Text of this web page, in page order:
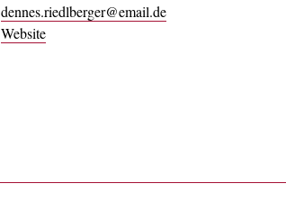
dennes.riedlberger@email.de
Website